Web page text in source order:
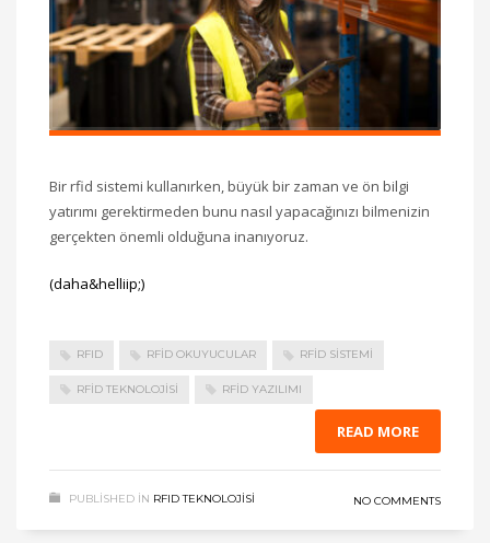
Bir rfid sistemi kullanırken, büyük bir zaman ve ön bilgi
yatırımı gerektirmeden bunu nasıl yapacağınızı bilmenizin
gerçekten önemli olduğuna inanıyoruz.
(daha&helliip;)
RFID RFID OKUYUCULAR RFID SISTEMI
RFID TEKNOLOJISI RFID YAZILIMI
READ MORE
PUBLISHED IN RFID TEKNOLOJISI NO COMMENTS